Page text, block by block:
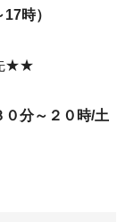
時）
★★
分～２０時/土